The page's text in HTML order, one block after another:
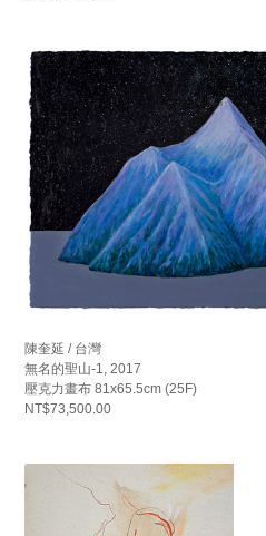
陳奎延 / 台灣
無名的聖山-1, 2017
壓克力畫布 81x65.5cm (25F)
NT$73,500.00